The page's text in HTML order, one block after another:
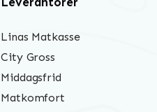
Linas Matkasse
City Gross
Middagsfrid
Matkomfort